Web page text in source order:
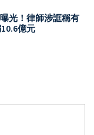
光！律師涉誆稱有
億元